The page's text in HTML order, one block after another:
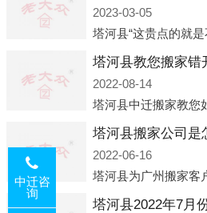
2023-03-05
2022-08-14
塔河县搬家公司是
2022-06-16
中迁咨
询